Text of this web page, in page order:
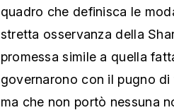
quadro che definisca le
stretta osservanza della
promessa simile a quella
governarono con il pugno
ma che non portò nessuna